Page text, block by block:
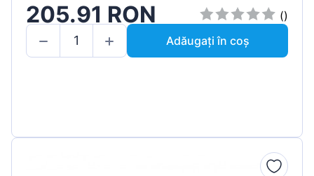
205.91 RON
()
Adăugați în coș